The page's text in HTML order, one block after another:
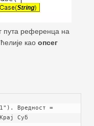
пута референца на
као опсег
Вредност =
Суб